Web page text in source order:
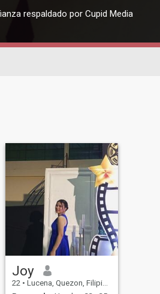
respaldado por Cupid Media
Joy
22 • Lucena, Quezon, Filipinas